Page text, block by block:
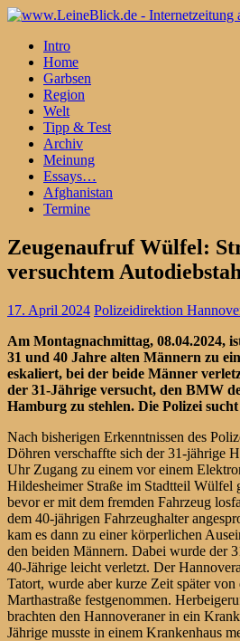
Intro
Home
Garbsen
Region
Welt
Tipp & Test
Archiv
Meinung
Essays…
Afghanistan
Termine
Zeugenaufruf Wülfel:
versuchtem
17. April 2024 Polizeidirektion
Am Montagnachmittag, 08.04.2024,
31 und 40 Jahre alten Männern zu
eskaliert, bei der beide Männer
der 31-Jährige versucht, den BMW
Hamburg zu stehlen. Die Polizei
Nach bisherigen Erkenntnissen des
Döhren verschaffte sich der 31-jährige
Uhr Zugang zu einem vor einem
Hildesheimer Straße im Stadtteil Wülfel
bevor er mit dem fremden Fahrzeug
dem 40-jährigen Fahrzeughalter
kam es dann zu einer körperlichen
den beiden Männern. Dabei wurde der
40-Jährige leicht verletzt. Der
Tatort, wurde aber kurze Zeit später
Marthastraße festgenommen.
brachten den Hannoveraner in ein
Jährige musste in einem Krankenhaus